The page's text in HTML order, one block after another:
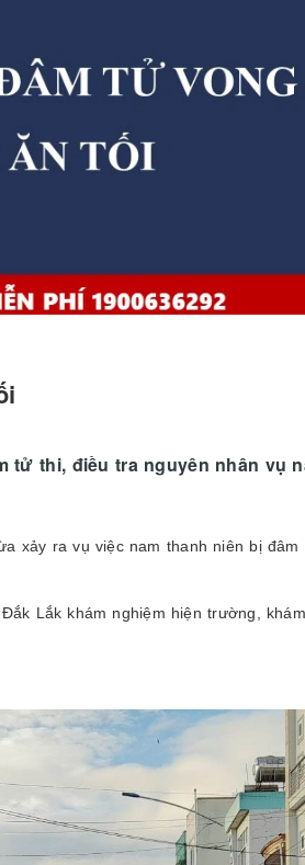
tử thi, điều tra nguyên nhân vụ
xảy ra vụ việc nam thanh niên bị
Lắk khám nghiệm hiện trường,